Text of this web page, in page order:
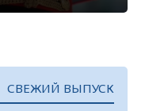
СВЕЖИЙ ВЫПУСК